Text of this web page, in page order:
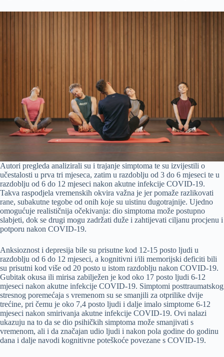
Autori pregleda analizirali su i trajanje simptoma te su izvijestili o
učestalosti u prva tri mjeseca, zatim u razdoblju od 3 do 6 mjeseci te u
razdoblju od 6 do 12 mjeseci nakon akutne infekcije COVID-19.
Takva raspodjela vremenskih okvira važna je jer pomaže razlikovati
rane, subakutne tegobe od onih koje su uistinu dugotrajnije. Ujedno
omogućuje realističnija očekivanja: dio simptoma može postupno
slabjeti, dok se drugi mogu zadržati duže i zahtijevati ciljanu procjenu i
potporu nakon COVID-19.
Anksioznost i depresija bile su prisutne kod 12-15 posto ljudi u
razdoblju od 6 do 12 mjeseci, a kognitivni i/ili memorijski deficiti bili
su prisutni kod više od 20 posto u istom razdoblju nakon COVID-19.
Gubitak okusa ili mirisa zabilježen je kod oko 17 posto ljudi 6-12
mjeseci nakon akutne infekcije COVID-19. Simptomi posttraumatskog
stresnog poremećaja s vremenom su se smanjili za otprilike dvije
trećine, pri čemu je oko 7,4 posto ljudi i dalje imalo simptome 6-12
mjeseci nakon smirivanja akutne infekcije COVID-19. Ovi nalazi
ukazuju na to da se dio psihičkih simptoma može smanjivati s
vremenom, ali i da značajan udio ljudi i nakon pola godine do godinu
dana i dalje navodi kognitivne poteškoće povezane s COVID-19.